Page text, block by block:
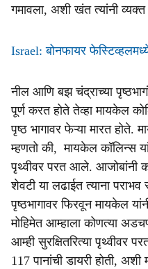
गमावला, अशी खंत त्यांनी
Israel: बोनफायर
नील आणि बझ चंद्राच्या
पूर्ण करत होते तेव्हा मायकेल
पृष्ठ भागावर फेऱ्या मारत होते.
म्हणतो की, मायकेल कॉलिन्स
पृथ्वीवर परत आले. आजोबांनी
शेवटी या लढाईत त्याना पराभव
पृष्ठभागावर फिरवून मायकेल
मोहिमेत आम्हाला कोणत्या
आम्ही सुरक्षितरित्या पृथ्वीवर
117 पानांची डायरी होती,